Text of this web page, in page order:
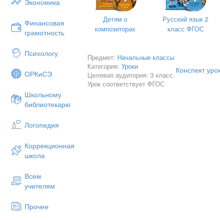
Экономика
Финансовая
грамотность
Психологу
ОРКиСЭ
Школьному
библиотекарю
Логопедия
Коррекционная
школа
Всем
учителям
Прочее
— Какие главные мысли заключены в
— Как автор называет книгу?
— С какими книгами мы
книгами Древней Руси.)
— Как выглядели рукописные книги?
Детям о
композиторах
Русский язык 2
класс ФГОС
Предмет: Начальные классы
Категория:Уроки
Целевая аудитория: 3 класс.
Урок соответствует ФГОС
Конспект